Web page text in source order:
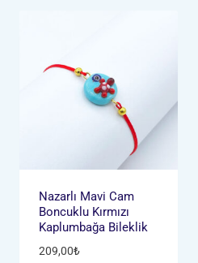
Nazarlı Mavi Cam
Boncuklu Kırmızı
Kaplumbağa Bileklik
209,00₺